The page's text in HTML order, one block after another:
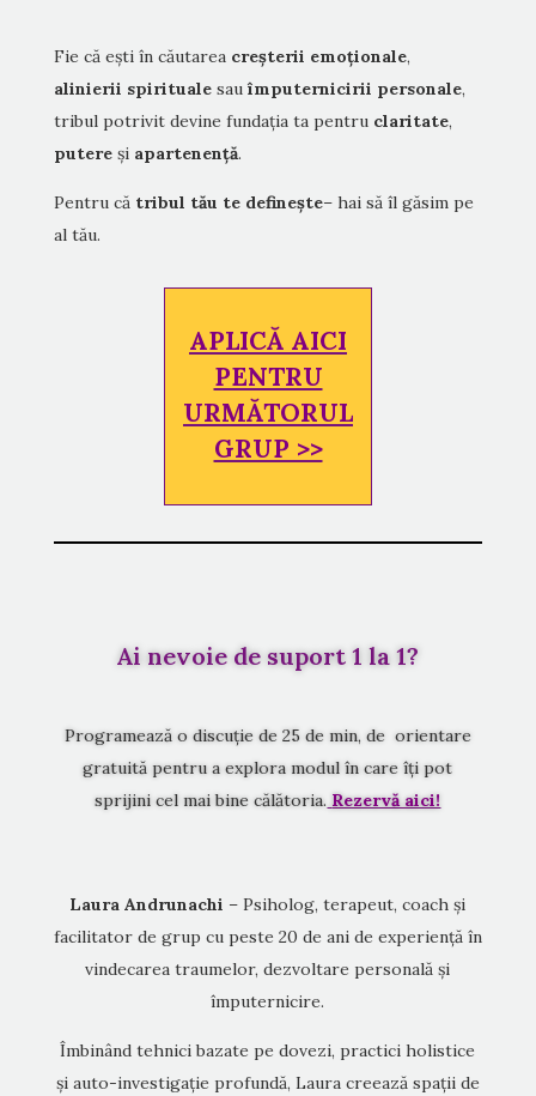
Fie că ești în căutarea creșterii emoționale,
alinierii spiritualesau împuternicirii personale,
tribul potrivit devine fundația ta pentru claritate,
putereși apartenență.
Pentru că tribul tău te definește– hai să îl găsim pe
al tău.
APLICĂ AICI
PENTRU
URMĂTORUL
GRUP >>
Ai nevoie de suport 1 la 1?
Programează o discuție de 25 de min, de orientare
gratuită pentru a explora modul în care îți pot
sprijini cel mai bine călătoria. Rezervă aici!
Laura Andrunachi – Psiholog, terapeut, coach și
facilitator de grup cu peste 20 de ani de experiență în
vindecarea traumelor, dezvoltare personală și
împuternicire.
Îmbinând tehnici bazate pe dovezi, practici holistice
și auto-investigație profundă, Laura creează spații de